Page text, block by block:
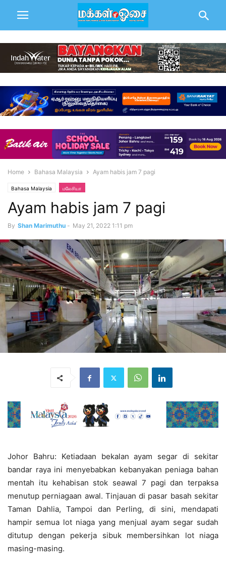
Home Bahasa Malaysia Ayam habis jam 7 pagi
Bahasa Malaysia மலேசியா
Ayam habis jam 7 pagi
By Shan Marimuthu - May 21, 2022 1:11 pm
Johor Bahru: Ketiadaan bekalan ayam segar di sekitar
bandar raya ini menyebabkan kebanyakan peniaga bahan
mentah itu kehabisan stok seawal 7 pagi dan terpaksa
menutup perniagaan awal. Tinjauan di pasar basah sekitar
Taman Dahlia, Tampoi dan Perling, di sini, mendapati
hampir semua lot niaga yang menjual ayam segar sudah
ditutup dengan pekerja sibuk membersihkan lot niaga
masing-masing.